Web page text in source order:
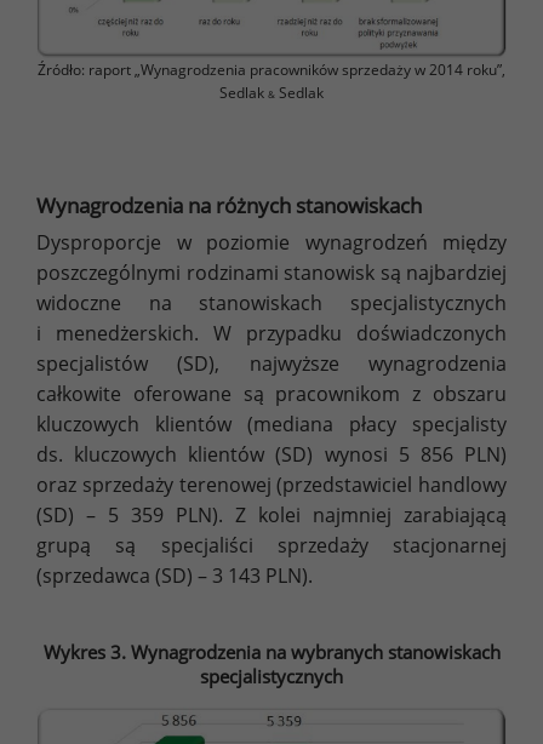
Źródło: raport „Wynagrodzenia pracowników sprzedaży w 2014 roku”,
Sedlak & Sedlak
Wynagrodzenia na różnych stanowiskach
Dysproporcje w poziomie wynagrodzeń między
poszczególnymi rodzinami stanowisk są najbardziej
widoczne na stanowiskach specjalistycznych
i menedżerskich. W przypadku doświadczonych
specjalistów (SD), najwyższe wynagrodzenia
całkowite oferowane są pracownikom z obszaru
kluczowych klientów (mediana płacy specjalisty
ds. kluczowych klientów (SD) wynosi 5 856 PLN)
oraz sprzedaży terenowej (przedstawiciel handlowy
(SD) – 5 359 PLN). Z kolei najmniej zarabiającą
grupą są specjaliści sprzedaży stacjonarnej
(sprzedawca (SD) – 3 143 PLN).
Wykres 3. Wynagrodzenia na wybranych stanowiskach
specjalistycznych